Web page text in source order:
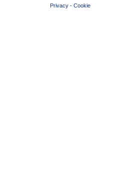
Privacy - Cookie